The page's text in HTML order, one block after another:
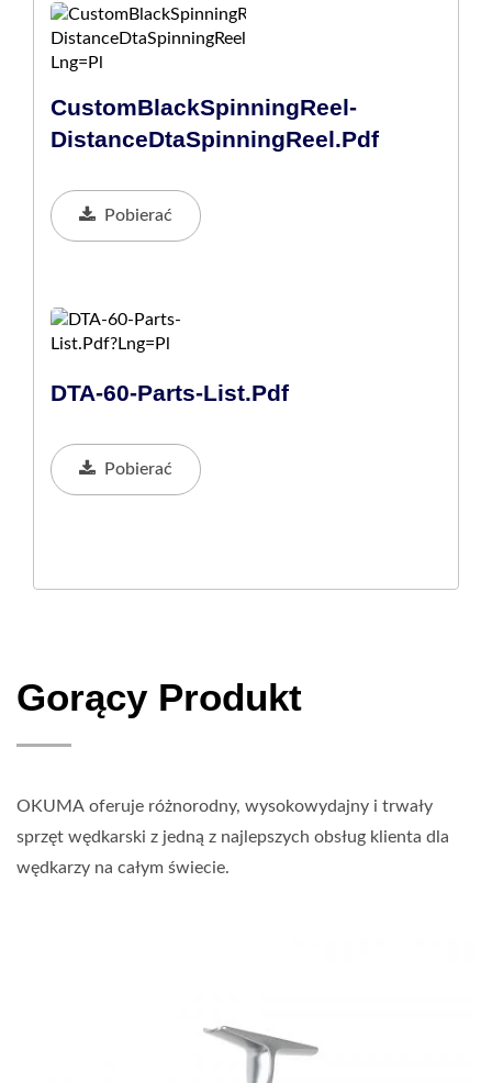
CustomBlackSpinningReel-
DistanceDtaSpinningReel.pdf
Pobierać
DTA-60-Parts-List.pdf
Pobierać
Gorący Produkt
OKUMA oferuje różnorodny, wysokowydajny i trwały
sprzęt wędkarski z jedną z najlepszych obsług klienta dla
wędkarzy na całym świecie.